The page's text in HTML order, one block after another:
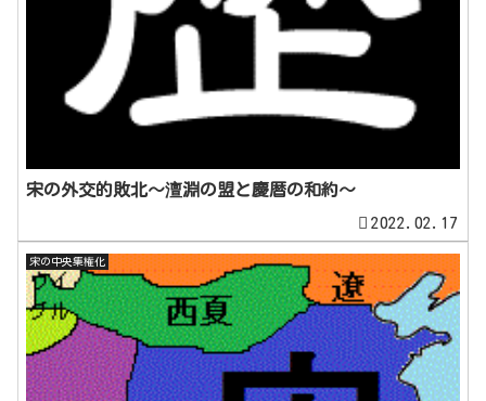
宋の外交的敗北～澶淵の盟と慶暦の和約～
2022.02.17
宋の中央集権化